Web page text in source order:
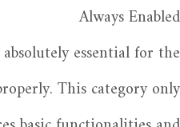
Always Enabled
essential for the
This category only